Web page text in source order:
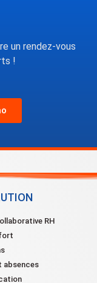
un rendez-vous
!
RH
absences